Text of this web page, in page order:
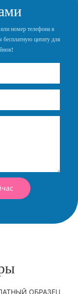
номер телефона в
цитату для